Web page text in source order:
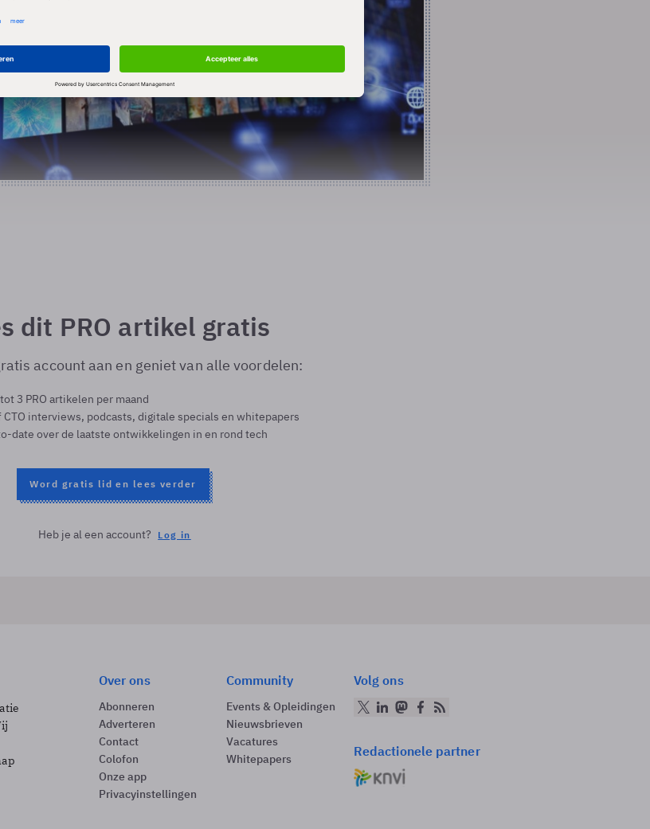
dit PRO artikel gratis
account aan en geniet van alle voordelen:
3 PRO artikelen per maand
interviews, podcasts, digitale specials en whitepapers
date over de laatste ontwikkelingen in en rond tech
Word gratis lid en lees verder
Heb je al een account? Log in
Over ons
Abonneren
Adverteren
Contact
Colofon
Onze app
Privacyinstellingen
Community
Events & Opleidingen
Nieuwsbrieven
Vacatures
Whitepapers
Volg ons
Redactionele partner